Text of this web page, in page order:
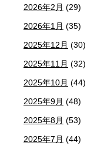
2026年2月 (29)
2026年1月 (35)
2025年12月 (30)
2025年11月 (32)
2025年10月 (44)
2025年9月 (48)
2025年8月 (53)
2025年7月 (44)